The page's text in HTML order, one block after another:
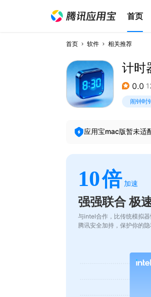
首页
首页 软件 相关推荐
计时
0.0
闹钟时
应用宝mac版暂未适
10倍 加速
强强联合 极
与intel合作，比传统模拟
腾讯安全加持，保护你的